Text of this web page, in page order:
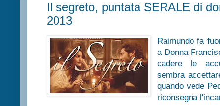
Il segreto, puntata SERALE di
2013
Raimundo fa
a Donna
cadere le
sembra
quando vede
riconsegna